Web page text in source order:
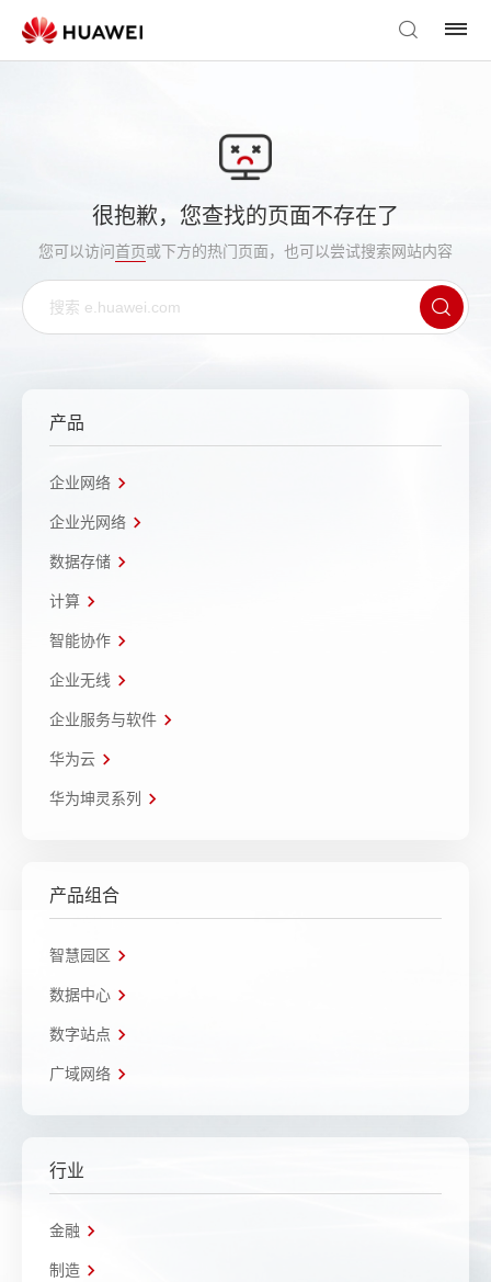
很抱歉，您查找的页面不存在了
您可以访问首页或下方的热门页面，也可以尝试搜索网站内容
产品
企业网络
企业光网络
数据存储
计算
智能协作
企业无线
企业服务与软件
华为云
华为坤灵系列
产品组合
智慧园区
数据中心
数字站点
广域网络
行业
金融
制造